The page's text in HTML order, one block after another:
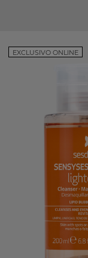
EXCLUSIVO ONLINE